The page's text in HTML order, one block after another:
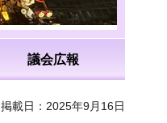
議会広報
掲載日：2025年9月16日